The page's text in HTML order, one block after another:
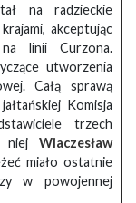
na radzieckie
akceptując
linii Curzona.
utworzenia
Całą sprawą
Komisja
trzech
niej Wiaczesław
miało ostatnie
w powojennej